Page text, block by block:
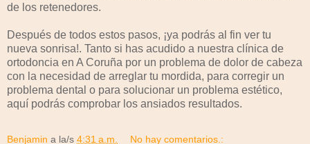
de los retenedores.
Después de todos estos pasos, ¡ya podrás al fin ver tu
nueva sonrisa!. Tanto si has acudido a nuestra clínica de
ortodoncia en A Coruña por un problema de dolor de cabeza
con la necesidad de arreglar tu mordida, para corregir un
problema dental o para solucionar un problema estético,
aquí podrás comprobar los ansiados resultados.
Benjamin a la/s 4:31 a.m. No hay comentarios.: